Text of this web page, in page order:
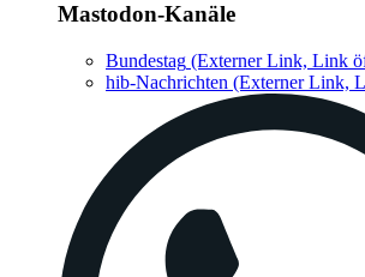
Mastodon-Kanäle
Bundestag (Externer Link, Link
hib-Nachrichten (Externer Link,